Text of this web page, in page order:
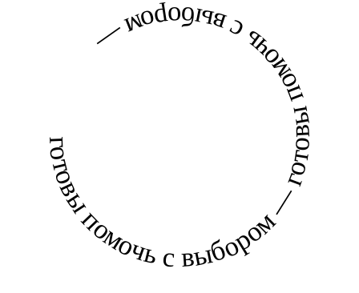
готовы помочь с выбором — готовы помочь с выбором —